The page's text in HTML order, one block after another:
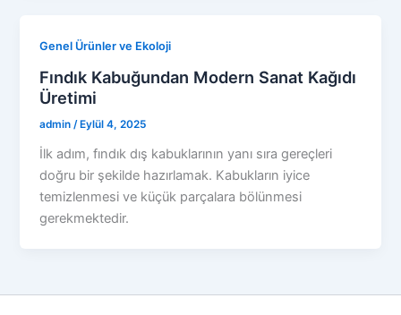
Genel Ürünler ve Ekoloji
Fındık Kabuğundan Modern Sanat Kağıdı
Üretimi
admin/ Eylül 4, 2025
İlk adım, fındık dış kabuklarının yanı sıra gereçleri
doğru bir şekilde hazırlamak. Kabukların iyice
temizlenmesi ve küçük parçalara bölünmesi
gerekmektedir.